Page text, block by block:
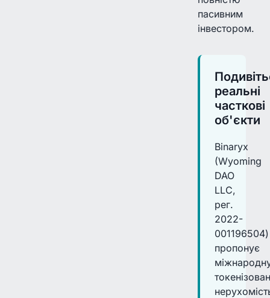
пасивним
інвестором.
реальні
часткові
об'єкти
Binaryx
(Wyoming
DAO
LLC,
рег.
2022-
001196504)
пропонує